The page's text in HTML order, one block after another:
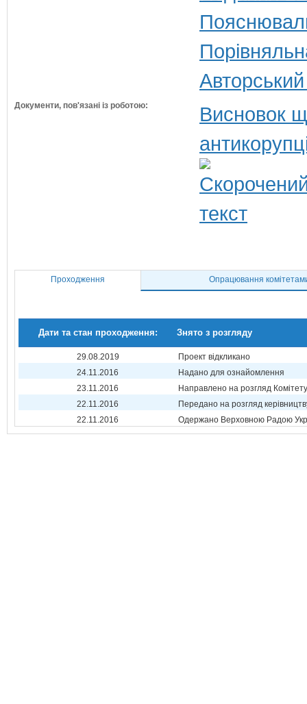
Документи, пов'язані із роботою:
Висновок
Проходження Опрацювання
Дати та стан проходження: Знято з розгляду
29.08.2019
Проект відкликано
24.11.2016
Надано для ознайомлення
23.11.2016
Направлено на розгляд Комітету
22.11.2016
Передано на розгляд
22.11.2016
Одержано Верховною Радою